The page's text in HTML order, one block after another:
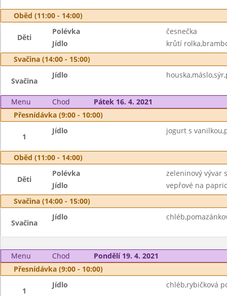
Oběd (11:00 - 14:00)
Děti
Polévka
česnečka
Jídlo
krůtí
Svačina (14:00 - 15:00)
Svačina
Jídlo
Menu Chod
Pátek 16. 4. 2021
Přesnídávka (9:00 - 10:00)
1
Jídlo jogurt s
Oběd (11:00 - 14:00)
Děti
Polévka
zeleninový vývar
Jídlo
vepřové na
Svačina (14:00 - 15:00)
Svačina
Jídlo
Menu Chod
Pondělí 19. 4. 2021
Přesnídávka (9:00 - 10:00)
1
Jídlo chléb,rybičková